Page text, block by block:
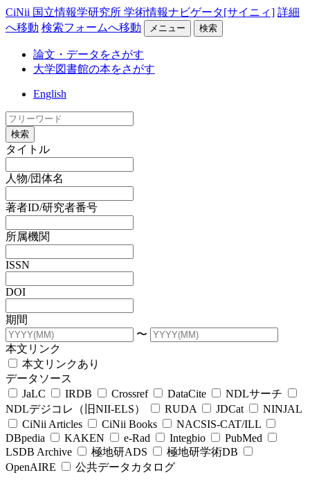
CiNii 国立情報学研究所 学術情報ナビゲータ[サイニィ] 詳細
へ移動 検索フォームへ移動 メニュー 検索
論文・データをさがす
大学図書館の本をさがす
English
検索
タイトル
人物/団体名
著者ID/研究者番号
所属機関
ISSN
DOI
期間
〜
本文リンク
本文リンクあり
データソース
JaLC
IRDB Crossref DataCite
NDLサーチ
NDLデジコレ（旧NII-ELS）
RUDA JDCat
NINJAL
CiNii Articles
CiNii Books
NACSIS-CAT/ILL
DBpedia
KAKEN e-Rad Integbio
PubMed
LSDB Archive
極地研ADS
極地研学術DB
OpenAIRE
公共データカタログ